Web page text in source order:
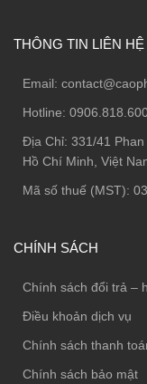
THÔNG TIN LIÊN HỆ
Email:
Hotline:
Địa Chỉ: 331/41
Hồ Chí Minh, Việt
Mã số thuế (MST):
CHÍNH SÁCH
Chính sách đổi trả –
Điều khoản dịch vụ
Chính sách thanh
Chính sách bảo mật